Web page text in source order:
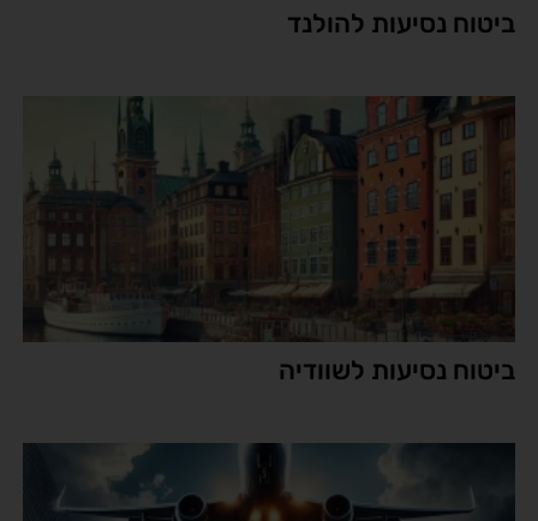
ביטוח נסיעות להולנד
ביטוח נסיעות לשוודיה